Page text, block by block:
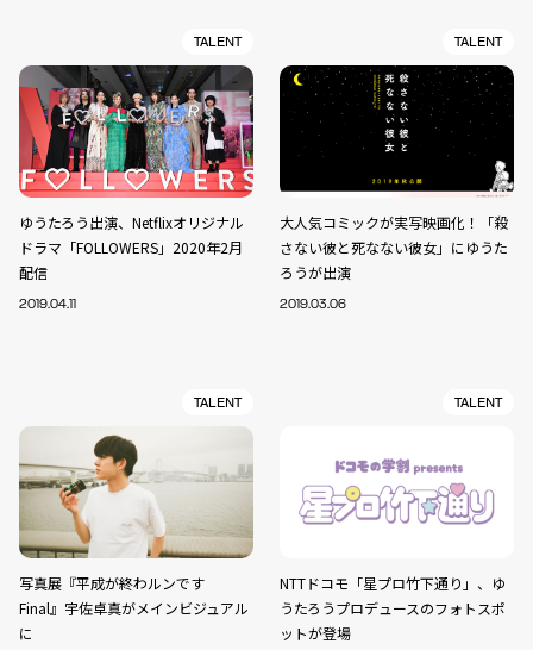
TALENT
ゆうたろう出演、Netflixオリジナル
ドラマ「FOLLOWERS」2020年2月
配信
2019.04.11
TALENT
大人気コミックが実写映画化！「殺
さない彼と死なない彼女」にゆうた
ろうが出演
2019.03.06
TALENT
写真展『平成が終わルンです
Final』宇佐卓真がメインビジュアル
に
TALENT
NTTドコモ「星プロ竹下通り」、ゆ
うたろうプロデュースのフォトスポ
ットが登場